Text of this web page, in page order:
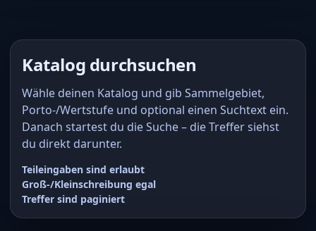
Katalog durchsuchen
Wähle deinen Katalog und gib Sammelgebiet,
Porto-/Wertstufe und optional einen Suchtext ein.
Danach startest du die Suche – die Treffer siehst
du direkt darunter.
Teileingaben sind erlaubt
Groß-/Kleinschreibung egal
Treffer sind paginiert